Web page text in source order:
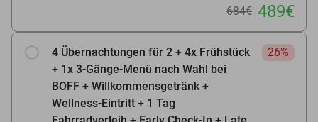
684€ 489€
4 Übernachtungen für 2 + 4x Frühstück
+ 1x 3-Gänge-Menü nach Wahl bei
BOFF + Willkommensgetränk +
Wellness-Eintritt + 1 Tag
26%